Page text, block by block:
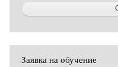
Заявка на обучение